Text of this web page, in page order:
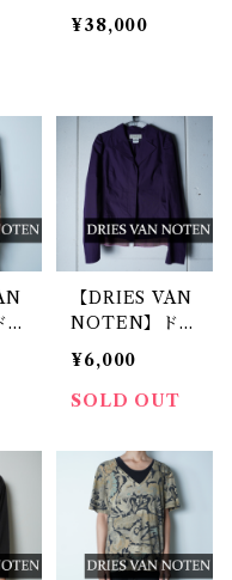
スヴァンノッテ
ン 本人期 スリ
ト Navy × Bla
ck
¥38,000
ー
【DRIES VAN
NOTEN】ドリ
スヴァンノッテ
ン ペイズリー
レイヤードデザ
navy
¥6,000
SOLD OUT